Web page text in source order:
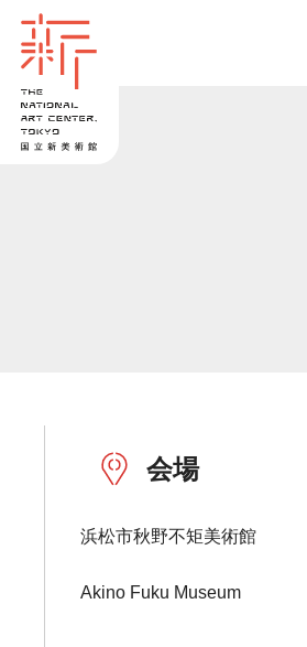
会場
浜松市秋野不矩美術館
Akino Fuku Museum